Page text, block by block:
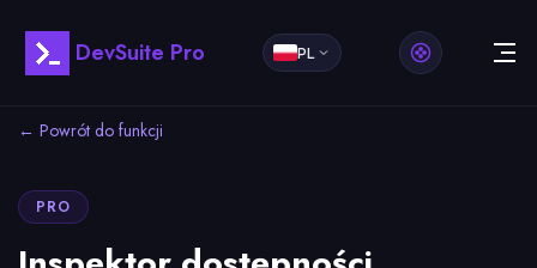
DevSuite Pro PL
← Powrót do funkcji
PRO